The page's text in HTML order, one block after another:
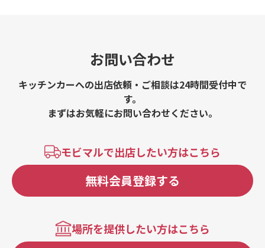
お問い合わせ
キッチンカーへの出店依頼・ご相談は24時間受付中で
す。
まずはお気軽にお問い合わせください。
モビマルで出店したい方はこちら
無料会員登録する
場所を提供したい方はこちら